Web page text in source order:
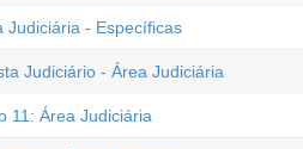
Judiciária - Específicas
Judiciário - Área Judiciária
11: Área Judiciária